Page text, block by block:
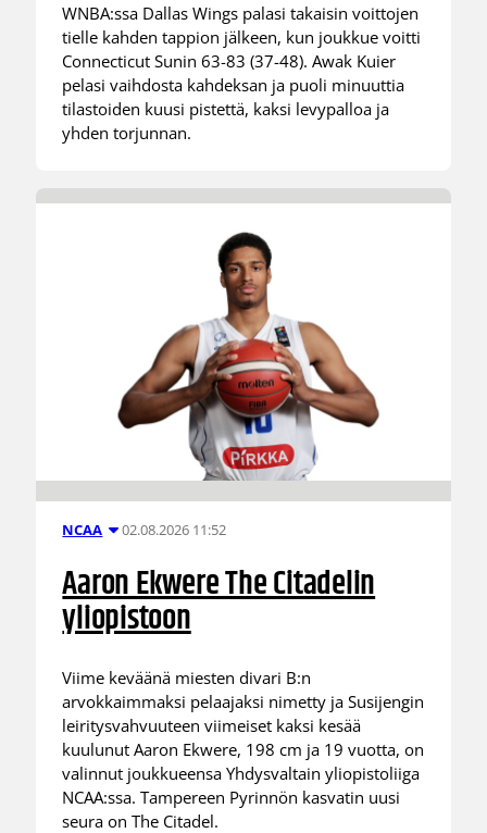
WNBA:ssa Dallas Wings palasi takaisin voittojen
tielle kahden tappion jälkeen, kun joukkue voitti
Connecticut Sunin 63-83 (37-48). Awak Kuier
pelasi vaihdosta kahdeksan ja puoli minuuttia
tilastoiden kuusi pistettä, kaksi levypalloa ja
yhden torjunnan.
NCAA 02.08.2026 11:52
Aaron Ekwere The Citadelin
yliopistoon
Viime keväänä miesten divari B:n
arvokkaimmaksi pelaajaksi nimetty ja Susijengin
leiritysvahvuuteen viimeiset kaksi kesää
kuulunut Aaron Ekwere, 198 cm ja 19 vuotta, on
valinnut joukkueensa Yhdysvaltain yliopistoliiga
NCAA:ssa. Tampereen Pyrinnön kasvatin uusi
seura on The Citadel.